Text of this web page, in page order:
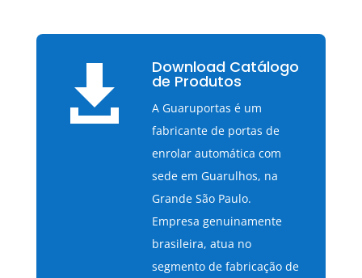
 Download Catálogo
de Produtos
A Guaruportas é um
fabricante de portas de
enrolar automática com
sede em Guarulhos, na
Grande São Paulo.
Empresa genuinamente
brasileira, atua no
segmento de fabricação de